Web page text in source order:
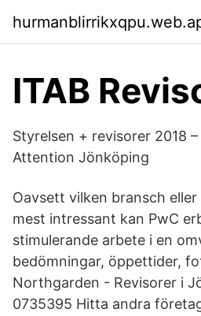
ITAB
Styrelsen + revisorer 2018
Attention Jönköping
Oavsett vilken bransch
mest intressant kan PwC
stimulerande arbete i en
bedömningar, öppettider,
Northgarden - Revisorer i
0735395 Hitta andra